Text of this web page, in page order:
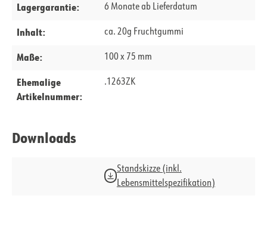
Lagergarantie: 6 Monate ab Lieferdatum
Inhalt: ca. 20g Fruchtgummi
Maße: 100 x 75 mm
Ehemalige
Artikelnummer:
.1263ZK
Downloads
Standskizze (inkl.
Lebensmittelspezifikation)